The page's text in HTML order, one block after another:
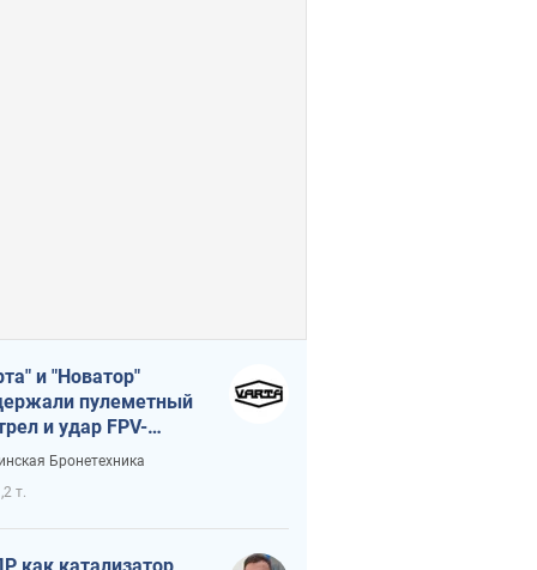
и "Новатор"
пулеметный
и удар FPV-
сохранив жизнь
Бронетехника
т.